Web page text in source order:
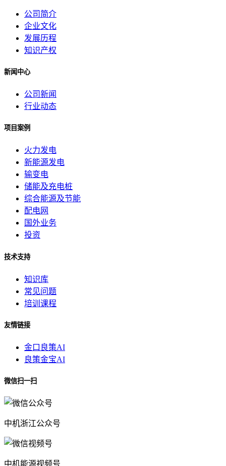
公司简介
企业文化
发展历程
知识产权
新闻中心
公司新闻
行业动态
项目案例
火力发电
新能源发电
输变电
储能及充电桩
综合能源及节能
配电网
国外业务
投资
技术支持
知识库
常见问题
培训课程
友情链接
金口良策AI
良策金宝AI
微信扫一扫
中机浙江公众号
中机能源视频号